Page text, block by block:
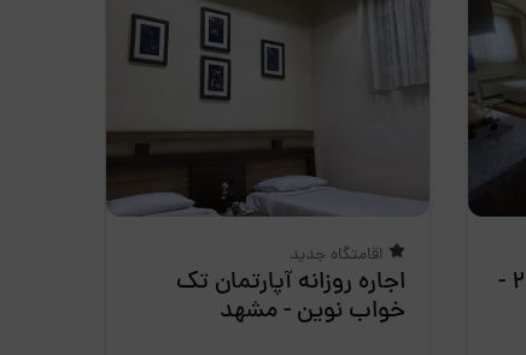
اجاره روزانه سوئیت نوین 2 -
اقامتگاه جدید
اجاره روزانه آپارتمان تک
خواب نوین - مشهد